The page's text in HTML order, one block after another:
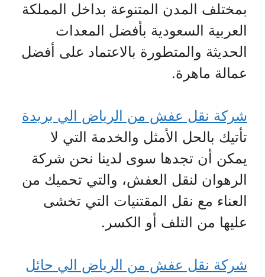
بمختلف المدن المتنوعة بداخل المملكة
العربية السعودية بأفضل المعدات
الحديثة والمتطورة بالاعتماد على أفضل
عمالة ماهرة.
شركة نقل عفش من الرياض الي بريدة
تأتيك بالحل الأمثل والخدمة التي لا
يمكن أن تجدها سوى لدينا نحن شركة
الرهوان لنقل العفش، والتي تحميك من
العناء مع نقل المقتنيات التي تخشى
عليها من التلف أو الكسر.
شركة نقل عفش من الرياض الي حائل